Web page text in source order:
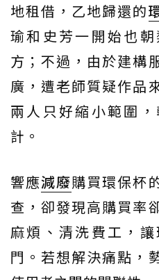
地租借，乙地歸還的
瑜和史芳一開始也
方；不過，由於建構
廣，遭老師質疑作品
兩人只好縮小範圍
計。
響應減廢購買環保杯
查，卻發現高購買率
麻煩、清洗費工，
門。若想解決痛點，